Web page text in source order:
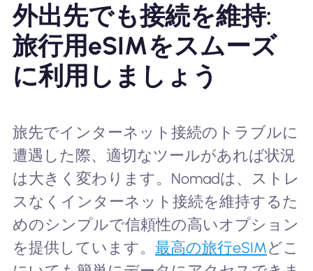
外出先でも接続を維持:
旅行用eSIMをスムーズ
に利用しましょう
旅先でインターネット接続のトラブルに
遭遇した際、適切なツールがあれば状況
は大きく変わります。Nomadは、ストレ
スなくインターネット接続を維持するた
めのシンプルで信頼性の高いオプション
を提供しています。 最高の旅行eSIMどこ